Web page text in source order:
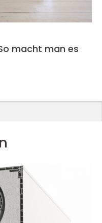
macht man es